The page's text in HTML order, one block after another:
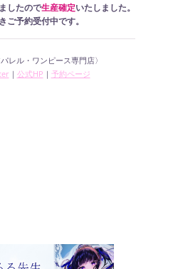
したので生産確定いたしました。
ご予約受付中です。
レル・ワンピース専門店〉
｜ 公式HP ｜ 予約ページ